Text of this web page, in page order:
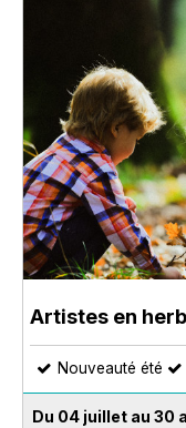
Artistes en
Nouveauté été
Du 04 juillet au 30